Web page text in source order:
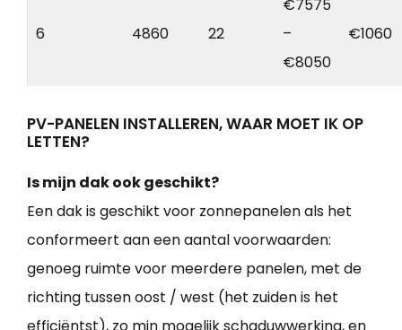
6 4860 22
€7575
–
€8050
€1060
PV-PANELEN INSTALLEREN, WAAR MOET IK OP
LETTEN?
Is mijn dak ook geschikt?
Een dak is geschikt voor zonnepanelen als het
conformeert aan een aantal voorwaarden:
genoeg ruimte voor meerdere panelen, met de
richting tussen oost / west (het zuiden is het
efficiëntst), zo min mogelijk schaduwwerking, en